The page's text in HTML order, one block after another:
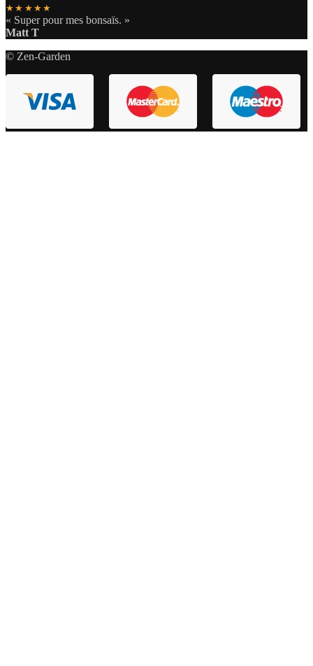
★★★★★
« Super pour mes bonsaïs. »
Matt T
© Zen-Garden